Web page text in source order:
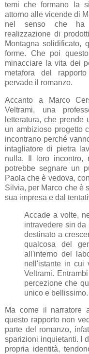
temi che formano la
attorno alle vicende di
nel senso che ha
realizzazione di
Montagna solidificato,
forme. Che poi
minacciare la vita dei
metafora del
pervade il romanzo.
Accanto a Marco
Veltrami, una
letteratura, che
un ambizioso progetto
incontrano perché
intagliatore di pietra
nulla. Il loro incontro,
potrebbe segnare un
Paola che è vedova,
Silvia, per Marco che è
sua impresa e dal
Accade a volte,
intravedere sin
destinato a
qualcosa del
all'interno del
nell'istante in cui
Veltrami.
percezione che
unico e
Ma come il narratore
questo rapporto non
parte del romanzo,
sparizioni inquietanti. I
propria identità,